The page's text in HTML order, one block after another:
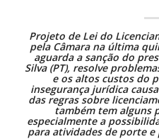
Projeto de Lei do
pela Câmara na última
aguarda a sanção do
Silva (PT), resolve
e os altos custos do
insegurança jurídica
das regras sobre
também tem alguns
especialmente a
para atividades de porte